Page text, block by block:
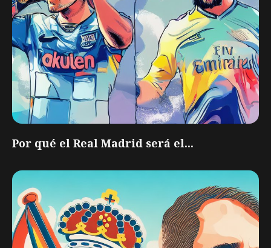
Por qué el Real Madrid será el...